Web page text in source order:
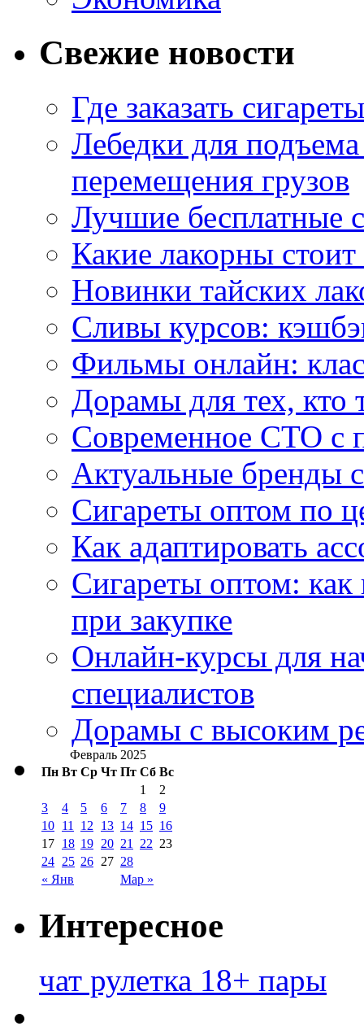
Свежие новости
Где заказать
Лебедки для
перемещения грузов
Лучшие бесплатные
Какие лакорны стоит
Новинки тайских
Сливы курсов:
Фильмы онлайн:
Дорамы для тех, кто
Современное СТО с
Актуальные бренды
Сигареты оптом по
Как адаптировать
Сигареты оптом:
при закупке
Онлайн-курсы для
специалистов
Дорамы с высоким
Февраль 2025
Пн Вт Ср Чт Пт Сб Вс
« Янв Мар »
1
2
3
4 5 6 7 8
9
10 11 12 13 14 15 16
17 18 19 20 21 22 23
24 25 26 27 28
Интересное
чат рулетка 18+ пары